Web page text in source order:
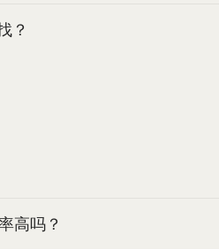
？
高吗？